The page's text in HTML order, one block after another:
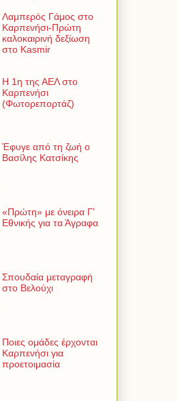
Λαμπερός Γάμος στο
Καρπενήσι-Πρώτη
καλοκαιρινή δεξίωση
στο Kasmir
Η 1η της ΑΕΛ στο
Καρπενήσι
(Φωτορεπορτάζ)
Έφυγε από τη ζωή ο
Βασίλης Κατσίκης
«Πρώτη» με όνειρα Γ'
Εθνικής για τα Άγραφα
Σπουδαία μεταγραφή
στο Βελούχι
Ποιες ομάδες έρχονται
Καρπενήσι για
προετοιμασία